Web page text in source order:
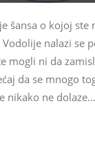
šansa o kojoj ste
nalazi se
mogli ni da
da se mnogo
nikako ne